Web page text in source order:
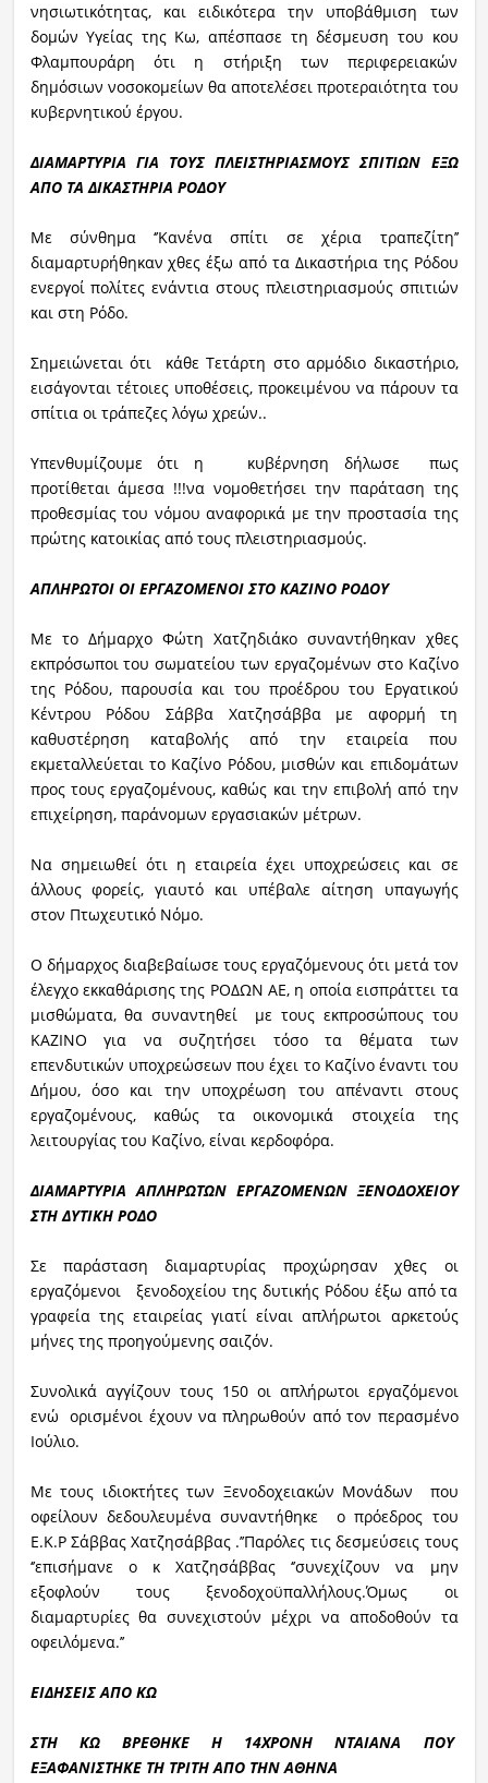
νησιωτικότητας, και ειδικότερα την υποβάθμιση των
δομών Υγείας της Κω, απέσπασε τη δέσμευση του κου
Φλαμπουράρη ότι η στήριξη των περιφερειακών
δημόσιων νοσοκομείων θα αποτελέσει προτεραιότητα του
κυβερνητικού έργου.
ΔΙΑΜΑΡΤΥΡΙΑ ΓΙΑ ΤΟΥΣ ΠΛΕΙΣΤΗΡΙΑΣΜΟΥΣ ΣΠΙΤΙΩΝ ΕΞΩ
ΑΠΟ ΤΑ ΔΙΚΑΣΤΗΡΙΑ ΡΟΔΟΥ
Με σύνθημα ‘’Κανένα σπίτι σε χέρια τραπεζίτη’’
διαμαρτυρήθηκαν χθες έξω από τα Δικαστήρια της Ρόδου
ενεργοί πολίτες ενάντια στους πλειστηριασμούς σπιτιών
και στη Ρόδο.
Σημειώνεται ότι κάθε Τετάρτη στο αρμόδιο δικαστήριο,
εισάγονται τέτοιες υποθέσεις, προκειμένου να πάρουν τα
σπίτια οι τράπεζες λόγω χρεών..
Υπενθυμίζουμε ότι η κυβέρνηση δήλωσε πως
προτίθεται άμεσα !!!να νομοθετήσει την παράταση της
προθεσμίας του νόμου αναφορικά με την προστασία της
πρώτης κατοικίας από τους πλειστηριασμούς.
ΑΠΛΗΡΩΤΟΙ ΟΙ ΕΡΓΑΖΟΜΕΝΟΙ ΣΤΟ ΚΑΖΙΝΟ ΡΟΔΟΥ
Με το Δήμαρχο Φώτη Χατζηδιάκο συναντήθηκαν χθες
εκπρόσωποι του σωματείου των εργαζομένων στο Καζίνο
της Ρόδου, παρουσία και του προέδρου του Εργατικού
Κέντρου Ρόδου Σάββα Χατζησάββα με αφορμή τη
καθυστέρηση καταβολής από την εταιρεία που
εκμεταλλεύεται το Καζίνο Ρόδου, μισθών και επιδομάτων
προς τους εργαζομένους, καθώς και την επιβολή από την
επιχείρηση, παράνομων εργασιακών μέτρων.
Να σημειωθεί ότι η εταιρεία έχει υποχρεώσεις και σε
άλλους φορείς, γιαυτό και υπέβαλε αίτηση υπαγωγής
στον Πτωχευτικό Νόμο.
Ο δήμαρχος διαβεβαίωσε τους εργαζόμενους ότι μετά τον
έλεγχο εκκαθάρισης της ΡΟΔΩΝ ΑΕ, η οποία εισπράττει τα
μισθώματα, θα συναντηθεί με τους εκπροσώπους του
ΚΑΖΙΝΟ για να συζητήσει τόσο τα θέματα των
επενδυτικών υποχρεώσεων που έχει το Καζίνο έναντι του
Δήμου, όσο και την υποχρέωση του απέναντι στους
εργαζομένους, καθώς τα οικονομικά στοιχεία της
λειτουργίας του Καζίνο, είναι κερδοφόρα.
ΔΙΑΜΑΡΤΥΡΙΑ ΑΠΛΗΡΩΤΩΝ ΕΡΓΑΖΟΜΕΝΩΝ ΞΕΝΟΔΟΧΕΙΟΥ
ΣΤΗ ΔΥΤΙΚΗ ΡΟΔΟ
Σε παράσταση διαμαρτυρίας προχώρησαν χθες οι
εργαζόμενοι ξενοδοχείου της δυτικής Ρόδου έξω από τα
γραφεία της εταιρείας γιατί είναι απλήρωτοι αρκετούς
μήνες της προηγούμενης σαιζόν.
Συνολικά αγγίζουν τους 150 οι απλήρωτοι εργαζόμενοι
ενώ ορισμένοι έχουν να πληρωθούν από τον περασμένο
Ιούλιο.
Με τους ιδιοκτήτες των Ξενοδοχειακών Μονάδων που
οφείλουν δεδουλευμένα συναντήθηκε ο πρόεδρος του
Ε.Κ.Ρ Σάββας Χατζησάββας .’’Παρόλες τις δεσμεύσεις τους
‘’επισήμανε ο κ Χατζησάββας ‘’συνεχίζουν να μην
εξοφλούν τους ξενοδοχοϋπαλλήλους.Όμως οι
διαμαρτυρίες θα συνεχιστούν μέχρι να αποδοθούν τα
οφειλόμενα.’’
ΕΙΔΗΣΕΙΣ ΑΠΟ ΚΩ
ΣΤΗ ΚΩ ΒΡΕΘΗΚΕ Η 14ΧΡΟΝΗ ΝΤΑΙΑΝΑ ΠΟΥ
ΕΞΑΦΑΝΙΣΤΗΚΕ ΤΗ ΤΡΙΤΗ ΑΠΟ ΤΗΝ ΑΘΗΝΑ